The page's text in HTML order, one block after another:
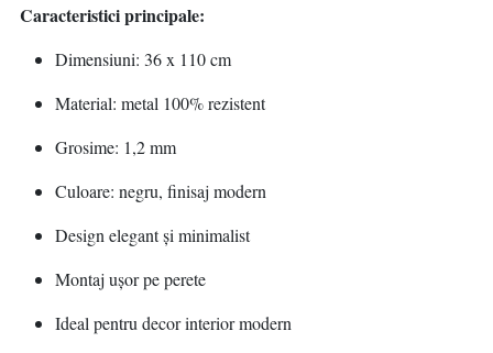
Caracteristici principale:
Dimensiuni: 36 x 110 cm
Material: metal 100% rezistent
Grosime: 1,2 mm
Culoare: negru, finisaj modern
Design elegant și minimalist
Montaj ușor pe perete
Ideal pentru decor interior modern